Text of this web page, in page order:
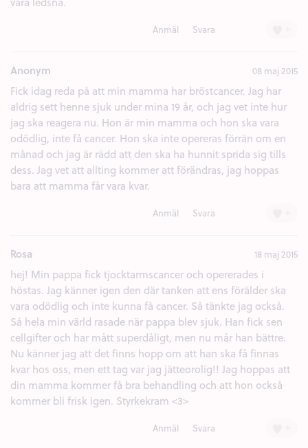
Anmäl Svara
Anonym 08 maj 2015
Fick idag reda på att min mamma har bröstcancer. Jag har
aldrig sett henne sjuk under mina 19 år, och jag vet inte hur
jag ska reagera nu. Hon är min mamma och hon ska vara
odödlig, inte få cancer. Hon ska inte opereras förrän om en
månad och jag är rädd att den ska ha hunnit sprida sig tills
dess. Jag vet att allting kommer att förändras, jag hoppas
bara att mamma får vara kvar.
Anmäl Svara
Rosa 18 maj 2015
hej! Min pappa fick tjocktarmscancer och opererades i
höstas. Jag känner igen den där tanken att ens förälder ska
vara odödlig och inte kunna få cancer. Så tänkte jag också.
Så hela min värld rasade när pappa blev sjuk. Han fick sen
cellgifter och har mått superdåligt, men nu mår han bättre.
Nu känner jag att det finns hopp om att han ska få finnas
kvar hos oss, men ett tag var jag jätteorolig!! Jag hoppas att
din mamma kommer få bra behandling och att hon också
kommer bli frisk igen. Styrkekram <3>
Anmäl Svara